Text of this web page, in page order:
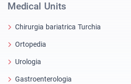
Medical Units
Chirurgia bariatrica Turchia
Ortopedia
Urologia
Gastroenterologia